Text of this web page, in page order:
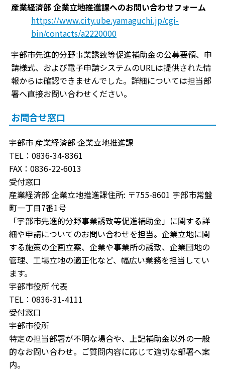
産業経済部 企業立地推進課へのお問い合わせフォーム
https://www.city.ube.yamaguchi.jp/cgi-
bin/contacts/a2220000
宇部市先進的分野事業誘致等促進補助金の公募要領、申
請様式、および電子申請システムのURLは提供された情
報からは確認できませんでした。詳細については担当部
署へ直接お問い合わせください。
お問合せ窓口
宇部市 産業経済部 企業立地推進課
TEL：0836-34-8361
FAX：0836-22-6013
受付窓口
産業経済部 企業立地推進課住所: 〒755-8601 宇部市常盤
町一丁目7番1号
「宇部市先進的分野事業誘致等促進補助金」に関する詳
細や申請についてのお問い合わせを担当。企業立地に関
する施策の企画立案、企業や事業所の誘致、企業団地の
管理、工場立地の適正化など、幅広い業務を担当してい
ます。
宇部市役所 代表
TEL：0836-31-4111
受付窓口
宇部市役所
特定の担当部署が不明な場合や、上記補助金以外の一般
的なお問い合わせ。ご質問内容に応じて適切な部署へ案
内。